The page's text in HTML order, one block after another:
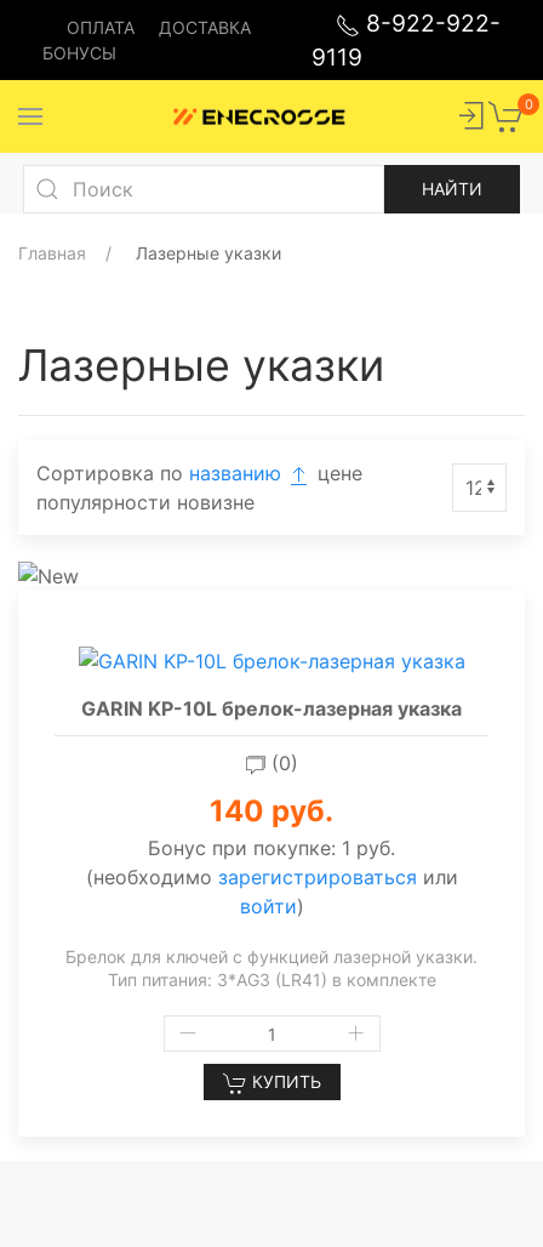
ОПЛАТА
ДОСТАВКА
БОНУСЫ
8-922-922-
9119
0
Главная Лазерные указки
Лазерные указки
Сортировка по названию
цене
популярности новизне
GARIN KP-10L брелок-лазерная указка
(0)
140 руб.
Бонус при покупке: 1 руб.
(необходимо зарегистрироваться или
войти)
Брелок для ключей с функцией лазерной указки.
Тип питания: 3*AG3 (LR41) в комплекте
КУПИТЬ